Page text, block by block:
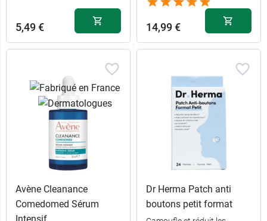
5,49 € 14,99 €
Avène Cleanance
Comedomed Sérum
Dr Herma Patch anti
boutons​ petit format